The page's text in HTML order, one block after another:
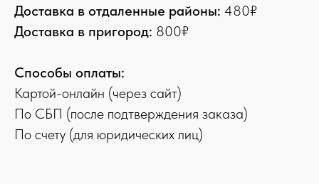
Доставка в отдаленные районы: 480₽
Доставка в пригород: 800₽
Способы оплаты:
Картой-онлайн (через сайт)
По СБП (после подтверждения заказа)
По счету (для юридических лиц)